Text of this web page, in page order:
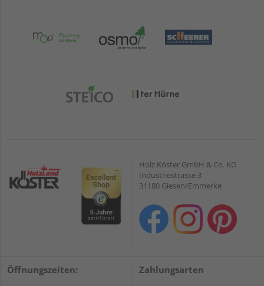
Holz Köster GmbH & Co. KG
Industriestrasse 3
31180 Giesen/Emmerke
Öffnungszeiten: Zahlungsarten